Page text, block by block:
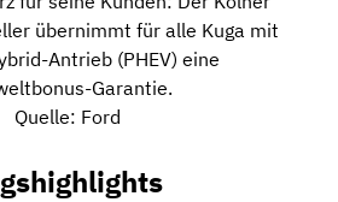
übernimmt für alle Kuga mit
Antrieb (PHEV) eine
Garantie.
Quelle: Ford